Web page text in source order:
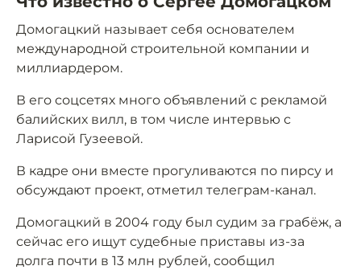
Домогацкий называет себя основателем
международной строительной компании и
миллиардером.
В его соцсетях много объявлений с рекламой
балийских вилл, в том числе интервью с
Ларисой Гузеевой.
В кадре они вместе прогуливаются по пирсу и
обсуждают проект, отметил телеграм-канал.
Домогацкий в 2004 году был судим за грабёж, а
сейчас его ищут судебные приставы из-за
долга почти в 13 млн рублей, сообщил